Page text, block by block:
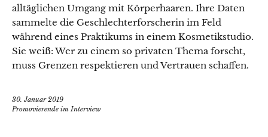
alltäglichen Umgang mit Körperhaaren. Ihre Daten
sammelte die Geschlechterforscherin im Feld
während eines Praktikums in einem Kosmetikstudio.
Sie weiß: Wer zu einem so privaten Thema forscht,
muss Grenzen respektieren und Vertrauen schaffen.
30. Januar 2019
Promovierende im Interview